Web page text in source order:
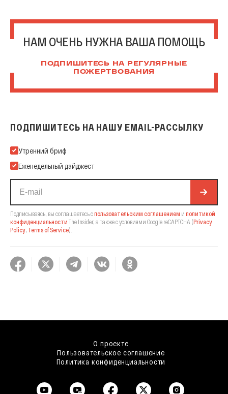
НАМ ОЧЕНЬ НУЖНА ВАША ПОМОЩЬ
ПОДПИШИТЕСЬ НА РЕГУЛЯРНЫЕ
ПОЖЕРТВОВАНИЯ
ПОДПИШИТЕСЬ НА НАШУ EMAIL-РАССЫЛКУ
Подпишитесь на нашу Email-рассылку
Утренний бриф
Еженедельный дайджест
Подписываясь, вы соглашаетесь спользовательским соглашением и политикой
конфиденциальности The Insider, а также с условиями Google reCAPTCHA (Privacy
Policy, Terms of Service).
О проекте
Пользовательское соглашение
Политика конфиденциальности